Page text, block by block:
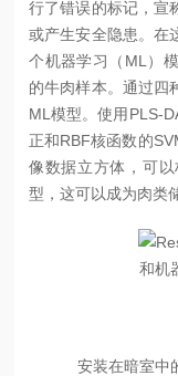
行了错误的标记，宣
或产生安全隐患。在
个机器学习（ML）
的牛肉样本。通过四
ML模型。使用PLS-
正和RBF核函数的
像数据立方体，可
型，这可以成为肉类
安装在暗室中